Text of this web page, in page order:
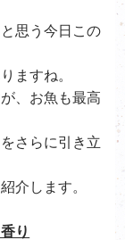
思う今日この
ますね。
、お魚も最高
さらに引き立
介します。
り